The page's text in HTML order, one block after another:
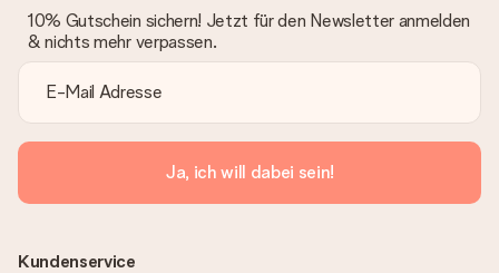
10% Gutschein sichern! Jetzt für den Newsletter anmelden
& nichts mehr verpassen.
Ja, ich will dabei sein!
Kundenservice